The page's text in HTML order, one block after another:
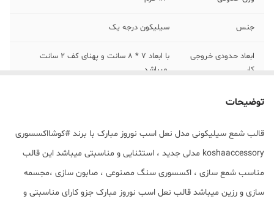
جنس سیلیکون درجه یک
ابعاد حدودی خروجی
کار
با ابعاد 7 * 8 سانت و پهنای کف 2 سانت
میباشد .
توضیحات
قالب شمع سیلیکونی مدل نعل اسب نوروز مبارک با برند #کوشااکسسوری
koshaaccessory مدلی جدید ، استثنایی و مناسبتی میباشد این قالب
مناسب شمع سازی ، اکسسوری سنگ مصنوعی ، صابون سازی ،مجسمه
سازی و رزین میباشد قالب نعل اسب نوروز مبارک جزو کارای مناسبتی و